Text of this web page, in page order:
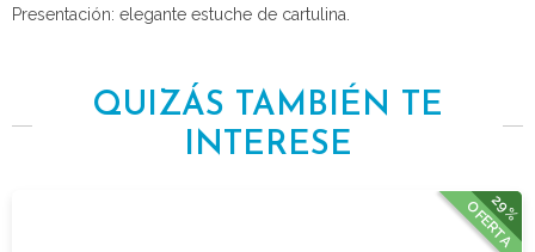
Presentación: elegante estuche de cartulina.
QUIZÁS TAMBIÉN TE
INTERESE
29%
OFERTA